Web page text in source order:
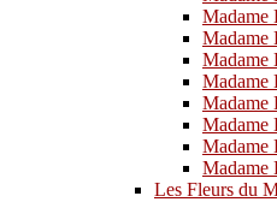
Madame
Madame
Madame
Madame
Madame
Madame
Madame
Madame
Les Fleurs du